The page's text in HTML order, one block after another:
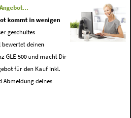
kommt in wenigen
geschultes
bewertet deinen
GLE 500 und macht Dir
für den Kauf inkl.
Abmeldung deines